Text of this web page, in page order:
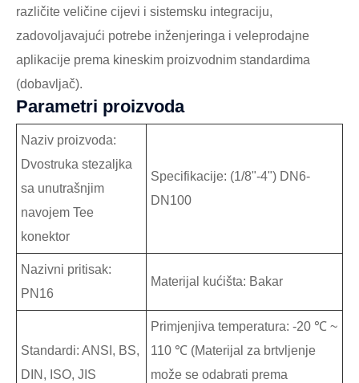
različite veličine cijevi i sistemsku integraciju,
zadovoljavajući potrebe inženjeringa i veleprodajne
aplikacije prema kineskim proizvodnim standardima
(dobavljač).
Parametri proizvoda
Naziv proizvoda:
Dvostruka stezaljka
sa unutrašnjim
navojem Tee
konektor
Specifikacije: (1/8"-4") DN6-
DN100
Nazivni pritisak:
PN16
Materijal kućišta: Bakar
Standardi: ANSI, BS,
DIN, ISO, JIS
Primjenjiva temperatura: -20 ℃ ~
110 ℃ (Materijal za brtvljenje
može se odabrati prema